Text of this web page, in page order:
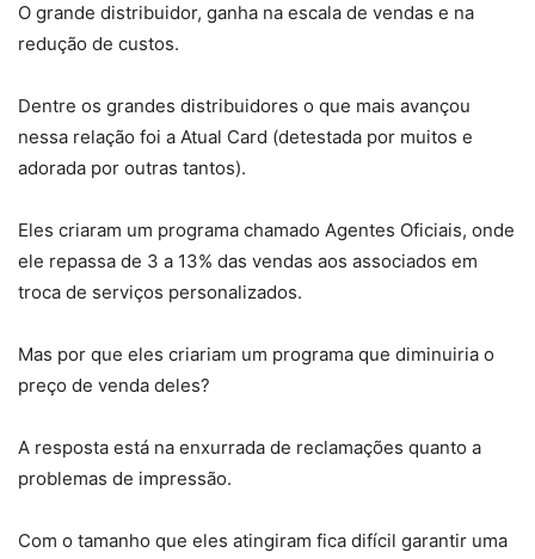
O grande distribuidor, ganha na escala de vendas e na
redução de custos.
Dentre os grandes distribuidores o que mais avançou
nessa relação foi a Atual Card (detestada por muitos e
adorada por outras tantos).
Eles criaram um programa chamado Agentes Oficiais, onde
ele repassa de 3 a 13% das vendas aos associados em
troca de serviços personalizados.
Mas por que eles criariam um programa que diminuiria o
preço de venda deles?
A resposta está na enxurrada de reclamações quanto a
problemas de impressão.
Com o tamanho que eles atingiram fica difícil garantir uma